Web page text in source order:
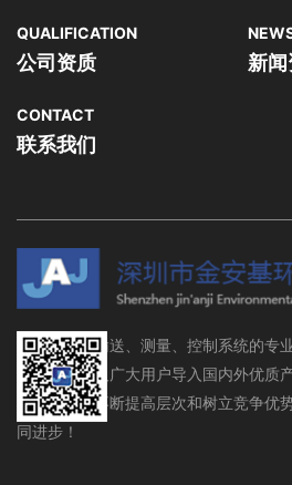
QUALIFICATION
公司资质 新
CONTACT
联系我们
流体存储、输送、测量、控制系统的专
设备制造商及广大用户导入国内外优质
在行业领域不断提高层次和树立竞争优
同进步！